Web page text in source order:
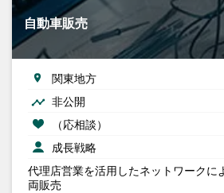
自動車販売
関東地方
非公開
（応相談）
成長戦略
代理店営業を活用したネットワークに
両販売